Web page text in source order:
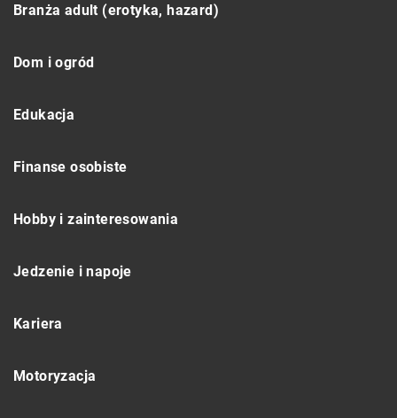
Branża adult (erotyka, hazard)
Dom i ogród
Edukacja
Finanse osobiste
Hobby i zainteresowania
Jedzenie i napoje
Kariera
Motoryzacja